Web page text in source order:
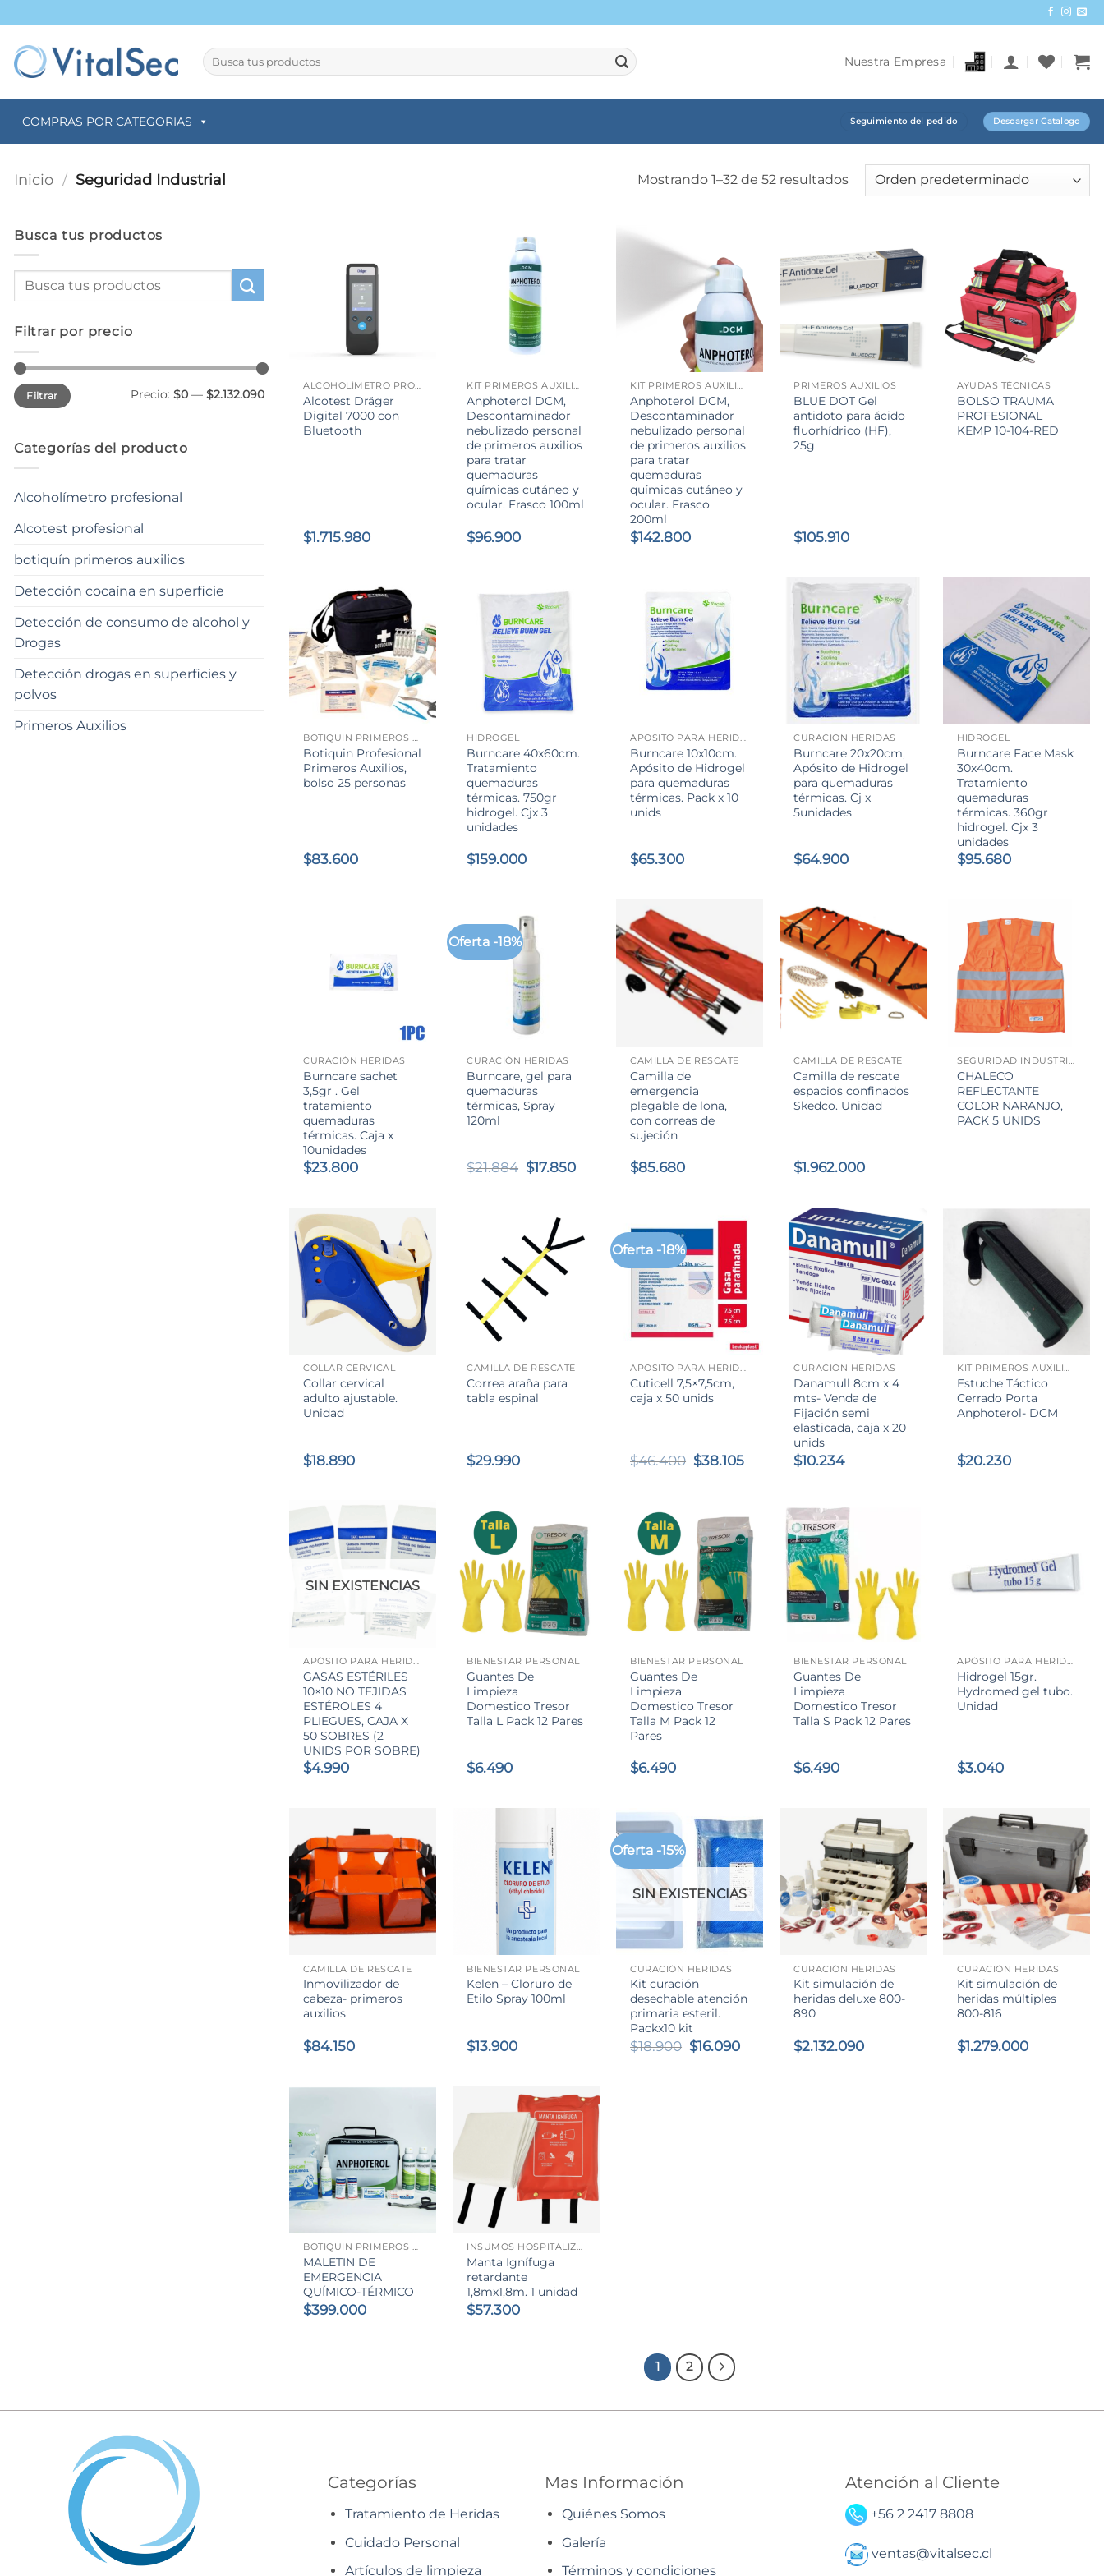
al
contenido
Buscar
por:
Nuestra Empresa
COMPRAS POR CATEGORIAS Seguimiento del pedido Descargar Catalogo
Inicio / Seguridad Industrial Mostrando 1–32 de 52 resultados
Busca tus productos
Filtrar por precio
Precio
mínimo
Precio
máximo
Filtrar Precio: $0 — $2.132.090
Categorías del producto
Alcoholímetro profesional
Alcotest profesional
botiquín primeros auxilios
Detección cocaína en superficie
Detección de consumo de alcohol y
Drogas
Detección drogas en superficies y
polvos
Primeros Auxilios
ALCOHOLÍMETRO PROFESIONAL
Alcotest Dräger
Digital 7000 con
Bluetooth
$1.715.980
KIT PRIMEROS AUXILIOS QUEMADURAS QUÍMICAS Y TÉRMICAS
Anphoterol DCM,
Descontaminador
nebulizado personal
de primeros auxilios
para tratar
quemaduras
químicas cutáneo y
ocular. Frasco 100ml
$96.900
KIT PRIMEROS AUXILIOS QUEMADURAS QUÍMICAS Y TÉRMICAS
Anphoterol DCM,
Descontaminador
nebulizado personal
de primeros auxilios
para tratar
quemaduras
químicas cutáneo y
ocular. Frasco
200ml
$142.800
+
PRIMEROS AUXILIOS
BLUE DOT Gel
antidoto para ácido
fluorhídrico (HF),
25g
$105.910
AYUDAS TÉCNICAS
BOLSO TRAUMA
PROFESIONAL
KEMP 10-104-RED
BOTIQUÍN PRIMEROS AUXILIOS
Botiquin Profesional
Primeros Auxilios,
bolso 25 personas
$83.600
HIDROGEL
Burncare 40x60cm.
Tratamiento
quemaduras
térmicas. 750gr
hidrogel. Cjx 3
unidades
$159.000
APÓSITO PARA HERIDAS
Burncare 10x10cm.
Apósito de Hidrogel
para quemaduras
térmicas. Pack x 10
unids
$65.300
+
CURACIÓN HERIDAS
Burncare 20x20cm,
Apósito de Hidrogel
para quemaduras
térmicas. Cj x
5unidades
$64.900
HIDROGEL
Burncare Face Mask
30x40cm.
Tratamiento
quemaduras
térmicas. 360gr
hidrogel. Cjx 3
unidades
$95.680
CURACIÓN HERIDAS
Burncare sachet
3,5gr . Gel
tratamiento
quemaduras
térmicas. Caja x
10unidades
$23.800
Oferta -18%
CURACIÓN HERIDAS
Burncare, gel para
quemaduras
térmicas, Spray
120ml
$21.884 El
$21.884.
$17.850El
CAMILLA DE RESCATE
Camilla de
emergencia
plegable de lona,
con correas de
sujeción
$85.680
CAMILLA DE RESCATE
Camilla de rescate
espacios confinados
Skedco. Unidad
$1.962.000
+
SEGURIDAD INDUSTRIAL
CHALECO
REFLECTANTE
COLOR NARANJO,
PACK 5 UNIDS
COLLAR CERVICAL
Collar cervical
adulto ajustable.
Unidad
$18.890
CAMILLA DE RESCATE
Correa araña para
tabla espinal
$29.990
Oferta -18%
+
APÓSITO PARA HERIDAS
Cuticell 7,5×7,5cm,
caja x 50 unids
$46.400 El
$46.400.
$38.105El
$38.105.
CURACIÓN HERIDAS
Danamull 8cm x 4
mts- Venda de
Fijación semi
elasticada, caja x 20
unids
$10.234
KIT PRIMEROS AUXILIOS QUEMADURAS QUÍMICAS Y TÉRMICAS
Estuche Táctico
Cerrado Porta
Anphoterol- DCM
$20.230
SIN EXISTENCIAS
APÓSITO PARA HERIDAS
GASAS ESTÉRILES
10×10 NO TEJIDAS
ESTÉROLES 4
PLIEGUES, CAJA X
50 SOBRES (2
UNIDS POR SOBRE)
$4.990
+
BIENESTAR PERSONAL
Guantes De
Limpieza
Domestico Tresor
Talla L Pack 12 Pares
$6.490
+
BIENESTAR PERSONAL
Guantes De
Limpieza
Domestico Tresor
Talla M Pack 12
Pares
$6.490
BIENESTAR PERSONAL
Guantes De
Limpieza
Domestico Tresor
Talla S Pack 12 Pares
$6.490
APÓSITO PARA HERIDAS
Hidrogel 15gr.
Hydromed gel tubo.
Unidad
$3.040
CAMILLA DE RESCATE
Inmovilizador de
cabeza- primeros
auxilios
$84.150
BIENESTAR PERSONAL
Kelen – Cloruro de
Etilo Spray 100ml
$13.900
Oferta -15%
SIN EXISTENCIAS
CURACIÓN HERIDAS
Kit curación
desechable atención
primaria esteril.
Packx10 kit
$18.900 El
$16.090El
CURACIÓN HERIDAS
Kit simulación de
heridas deluxe 800-
890
$2.132.090
+
CURACIÓN HERIDAS
Kit simulación de
heridas múltiples
800-816
$1.279.000
BOTIQUÍN PRIMEROS AUXILIOS
MALETIN DE
EMERGENCIA
QUÍMICO-TÉRMICO
$399.000
INSUMOS HOSPITALIZACIÓN
Manta Ignífuga
retardante
1,8mx1,8m. 1 unidad
$57.300
1 2
Categorías
Tratamiento de Heridas
Cuidado Personal
Artículos de limpieza
Mas Información
Quiénes Somos
Galería
Términos y condiciones
Atención al Cliente
+56 2 2417 8808
ventas@vitalsec.cl